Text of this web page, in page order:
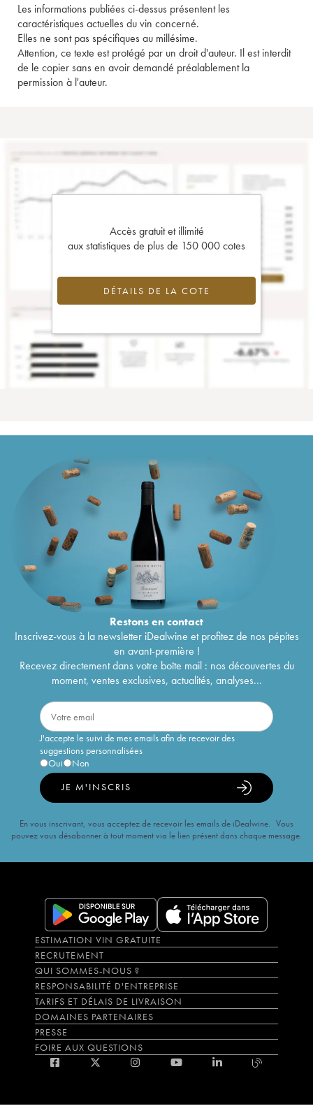
Les informations publiées ci-dessus présentent les
caractéristiques actuelles du vin concerné.
Elles ne sont pas spécifiques au millésime.
Attention, ce texte est protégé par un droit d'auteur. Il est interdit
de le copier sans en avoir demandé préalablement la
permission à l'auteur.
Accès gratuit et illimité
aux statistiques de plus de 150 000 cotes
DÉTAILS DE LA COTE
Restons encontact
Inscrivez-vous à la newsletter iDealwine et profitez de nos pépites
en avant-première !
Recevez directement dans votre boîte mail : nos découvertes du
moment, ventes exclusives, actualités, analyses...
J'accepte le suivi de mes emails afin de recevoir des
suggestions personnalisées
Oui
Non
JE M'INSCRIS
En vous inscrivant, vous acceptez de recevoir les emails de iDealwine. Vous
pouvez vous désabonner à tout moment via le lien présent dans chaque message.
ESTIMATION VIN GRATUITE
RECRUTEMENT
QUI SOMMES-NOUS ?
RESPONSABILITÉ D'ENTREPRISE
TARIFS ET DÉLAIS DE LIVRAISON
DOMAINES PARTENAIRES
PRESSE
FOIRE AUX QUESTIONS